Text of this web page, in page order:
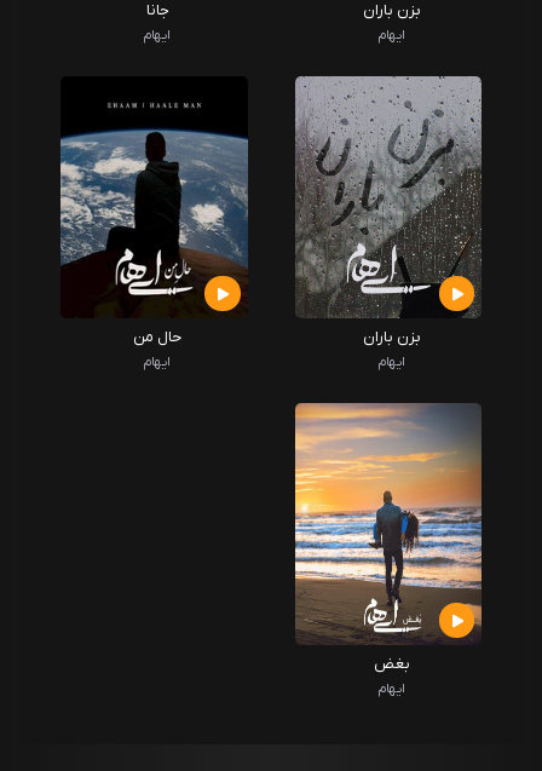
بزن باران
ایهام
جانا
ایهام
بزن باران
ایهام
حال من
ایهام
بغض
ایهام